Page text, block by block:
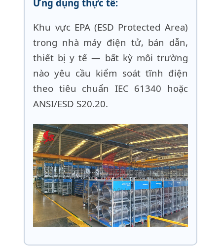
Ứng dụng thực tế:
Khu vực EPA (ESD Protected Area)
trong nhà máy điện tử, bán dẫn,
thiết bị y tế — bất kỳ môi trường
nào yêu cầu kiểm soát tĩnh điện
theo tiêu chuẩn IEC 61340 hoặc
ANSI/ESD S20.20.